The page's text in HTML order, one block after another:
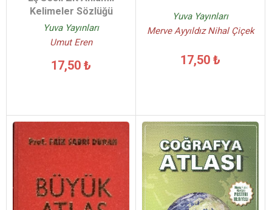
Kelimeler Sözlüğü
Yuva Yayınları
Umut Eren
17,50 ₺
Yuva Yayınları
Merve Ayyıldız Nihal Çiçek
17,50 ₺